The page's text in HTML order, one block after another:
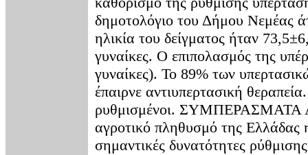
δημοτολόγιο του Δήμου Νεμέας
ηλικία του δείγματος ήταν
γυναίκες. Ο επιπολασμός της
γυναίκες). Το 89% των
έπαιρνε αντιυπερτασική
ρυθμισμένοι. ΣΥΜΠΕΡΑΣΜΑΤΑ
αγροτικό πληθυσμό της Ελλάδας
σημαντικές δυνατότητες